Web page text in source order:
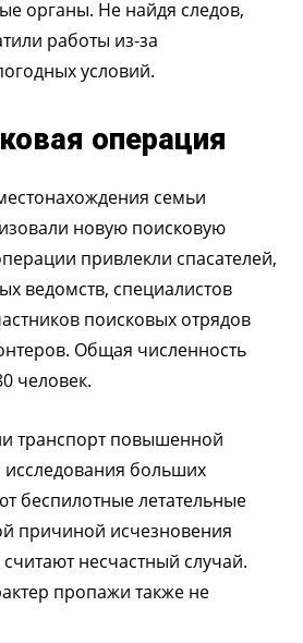
органы. Не найдя следов,
работы из-за
условий.
операция
семьи
новую поисковую
привлекли спасателей,
ведомств, специалистов
поисковых отрядов
Общая численность
человек.
транспорт повышенной
больших
беспилотные летательные
причиной исчезновения
несчастный случай.
пропажи также не